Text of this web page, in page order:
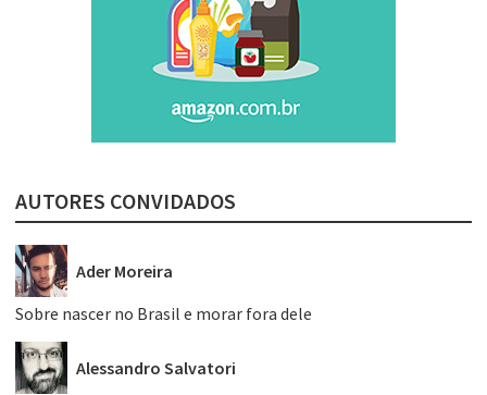
AUTORES CONVIDADOS
Ader Moreira
Sobre nascer no Brasil e morar fora dele
Alessandro Salvatori